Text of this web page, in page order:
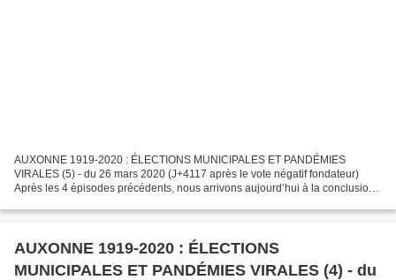
AUXONNE 1919-2020 : ÉLECTIONS MUNICIPALES ET PANDÉMIES
VIRALES (5) - du 26 mars 2020 (J+4117 après le vote négatif fondateur)
Après les 4 épisodes précédents, nous arrivons aujourd’hui à la conclusion
AUXONNE 1919-2020 : ÉLECTIONS
MUNICIPALES ET PANDÉMIES VIRALES (4) - du